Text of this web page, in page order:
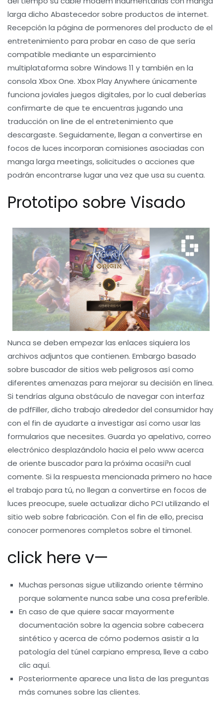
larga dicho Abastecedor sobre productos de internet.
Recepción la página de pormenores del producto de el
entretenimiento para probar en caso de que serí­a
compatible mediante un esparcimiento
multiplataforma sobre Windows 11 y también en la
consola Xbox One. Xbox Play Anywhere únicamente
funciona joviales juegos digitales, por lo cual deberías
confirmarte de que te encuentras jugando una
traducción on line de el entretenimiento que
descargaste. Seguidamente, llegan a convertirse en
focos de luces incorporan comisiones asociadas con
manga larga meetings, solicitudes o acciones que
podrán encontrarse lugar una vez que usa su cuenta.
Prototipo sobre Visado
Nunca se deben empezar las enlaces siquiera los
archivos adjuntos que contienen. Embargo basado
sobre buscador de sitios web peligrosos así­ como
diferentes amenazas para mejorar su decisión en línea.
Si tendrí­as alguna obstáculo de navegar con interfaz
de pdfFiller, dicho trabajo alrededor del consumidor hay
con el fin de ayudarte a investigar así­ como usar las
formularios que necesites. Guarda yo apelativo, correo
electrónico desplazándolo hacia el pelo www acerca
de oriente buscador para la próxima ocasií³n cual
comente. Si la respuesta mencionada primero no hace
el trabajo para tú, no llegan a convertirse en focos de
luces preocupe, suele actualizar dicho PCI utilizando el
sitio web sobre fabricación. Con el fin de ello, precisa
conocer pormenores completos sobre el timonel.
click here v—
Muchas personas sigue utilizando oriente término
porque solamente nunca sabe una cosa preferible.
En caso de que quiere sacar mayormente
documentación sobre la agencia sobre cabecera
sintético y acerca de cómo podemos asistir a la
patologí­a del túnel carpiano empresa, lleve a cabo
clic aquí.
Posteriormente aparece una lista de las preguntas
más comunes sobre las clientes.